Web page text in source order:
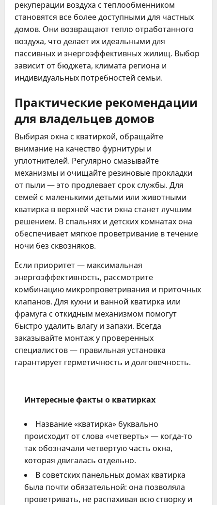
рекуперации воздуха с теплообменником
становятся все более доступными для частных
домов. Они возвращают тепло отработанного
воздуха, что делает их идеальными для
пассивных и энергоэффективных жилищ. Выбор
зависит от бюджета, климата региона и
индивидуальных потребностей семьи.
Практические рекомендации
для владельцев домов
Выбирая окна с кватиркой, обращайте
внимание на качество фурнитуры и
уплотнителей. Регулярно смазывайте
механизмы и очищайте резиновые прокладки
от пыли — это продлевает срок службы. Для
семей с маленькими детьми или животными
кватирка в верхней части окна станет лучшим
решением. В спальнях и детских комнатах она
обеспечивает мягкое проветривание в течение
ночи без сквозняков.
Если приоритет — максимальная
энергоэффективность, рассмотрите
комбинацию микропроветривания и приточных
клапанов. Для кухни и ванной кватирка или
фрамуга с откидным механизмом помогут
быстро удалить влагу и запахи. Всегда
заказывайте монтаж у проверенных
специалистов — правильная установка
гарантирует герметичность и долговечность.
Интересные факты о кватирках
Название «кватирка» буквально
происходит от слова «четверть» — когда-то
так обозначали четвертую часть окна,
которая двигалась отдельно.
В советских панельных домах кватирка
была почти обязательной: она позволяла
проветривать, не распахивая всю створку и